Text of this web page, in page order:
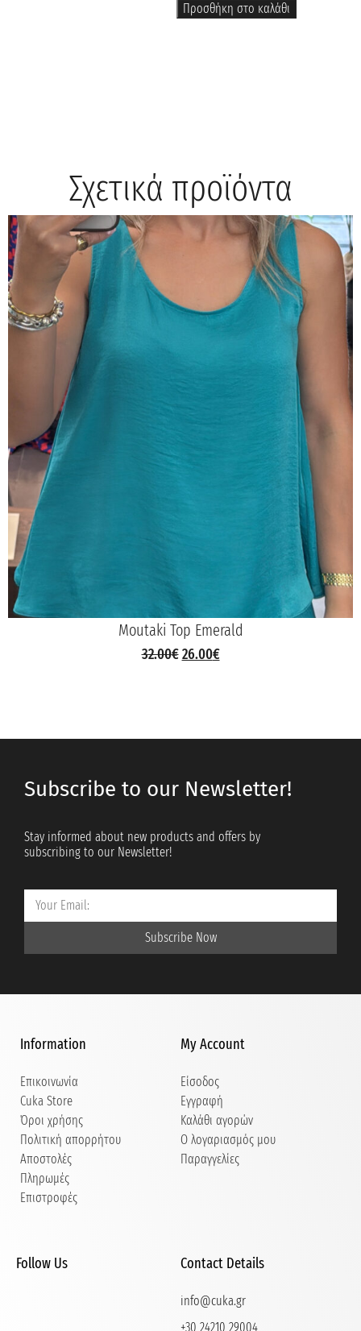
Προσθήκη στο καλάθι
Σχετικά προϊόντα
Moutaki Top Emerald
32.00€ 26.00€
Subscribe to our Newsletter!
Stay informed about new products and offers by
subscribing to our Newsletter!
Subscribe Now
Information
Επικοινωνία
Cuka Store
Όροι χρήσης
Πολιτική απορρήτου
Αποστολές
Πληρωμές
Επιστροφές
My Account
Είσοδος
Εγγραφή
Καλάθι αγορών
Ο λογαριασμός μου
Παραγγελίες
Follow Us Contact Details
info@cuka.gr
+30 24210 29004